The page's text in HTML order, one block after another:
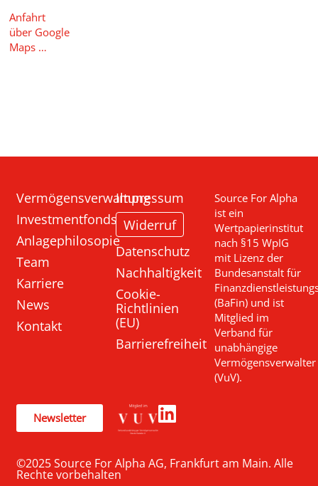
Anfahrt
über Google
Maps …
Vermögensverwaltung
Investmentfonds
Anlagephilosopie
Team
Karriere
News
Kontakt
Impressum
Widerruf
Datenschutz
Nachhaltigkeit
Cookie-
Richtlinien
(EU)
Barrierefreiheit
Source For Alpha
ist ein
Wertpapierinstitut
nach §15 WpIG
mit Lizenz der
Bundesanstalt für
(BaFin) und ist
Mitglied im
Verband für
unabhängige
Vermögensverwalter
(VuV).
Newsletter
©2025 Source For Alpha AG, Frankfurt am Main. Alle
Rechte vorbehalten